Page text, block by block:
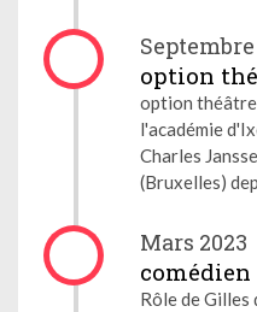
Septembre
option
option théâtre
l'académie
Charles
(Bruxelles)
Mars 2023
comédien
Rôle de Gilles